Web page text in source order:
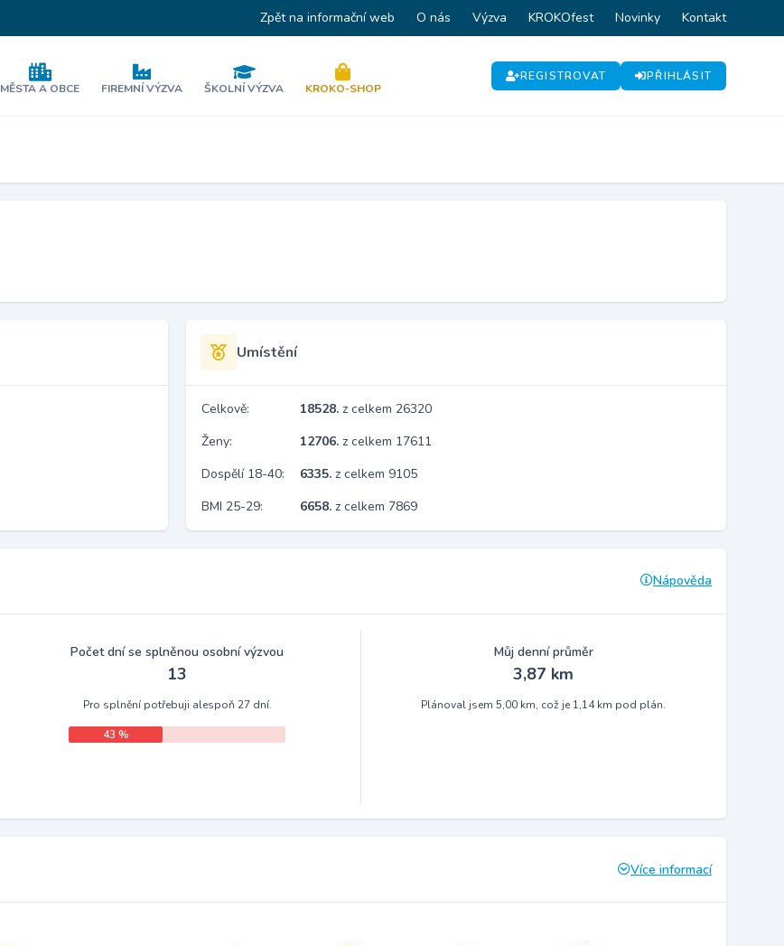
Zpět na informační web O nás Výzva KROKOfest Novinky Kontakt
MĚSTA A OBCE FIREMNÍ VÝZVA ŠKOLNÍ VÝZVA KROKO-SHOP
REGISTROVAT PŘIHLÁSIT
Umístění
Celkově: 18528. z celkem 26320
Ženy:
12706. z celkem 17611
Dospělí 18-40:
6335. z celkem 9105
BMI 25-29:
6658. z celkem 7869
Nápověda
Počet dní se splněnou osobní výzvou
13
Pro splnění potřebuji alespoň 27 dní.
43 %
Můj denní průměr
3,87 km
Plánoval jsem 5,00 km, což je 1,14 km pod plán.
Více informací